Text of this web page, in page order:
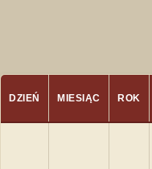
DZIEŃ MIESIĄC ROK